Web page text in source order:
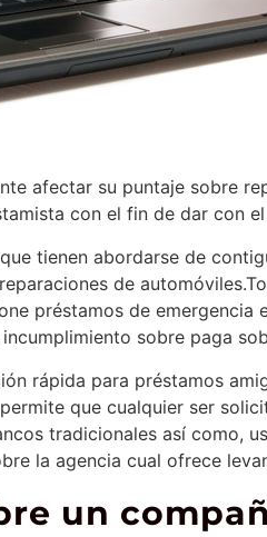
afectar su puntaje sobre
con el fin de dar con
tienen abordarse de
de
préstamos de emergencia
sobre paga
rápida para préstamos
que cualquier ser
tradicionales así­ como,
la agencia cual ofrece
un